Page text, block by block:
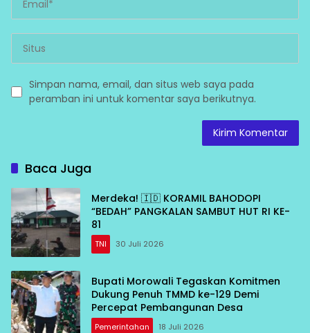
Simpan nama, email, dan situs web saya pada
peramban ini untuk komentar saya berikutnya.
Baca Juga
Merdeka! 🇮🇩 KORAMIL BAHODOPI
“BEDAH” PANGKALAN SAMBUT HUT RI KE-
81
TNI 30 Juli 2026
Bupati Morowali Tegaskan Komitmen
Dukung Penuh TMMD ke-129 Demi
Percepat Pembangunan Desa
Pemerintahan 18 Juli 2026